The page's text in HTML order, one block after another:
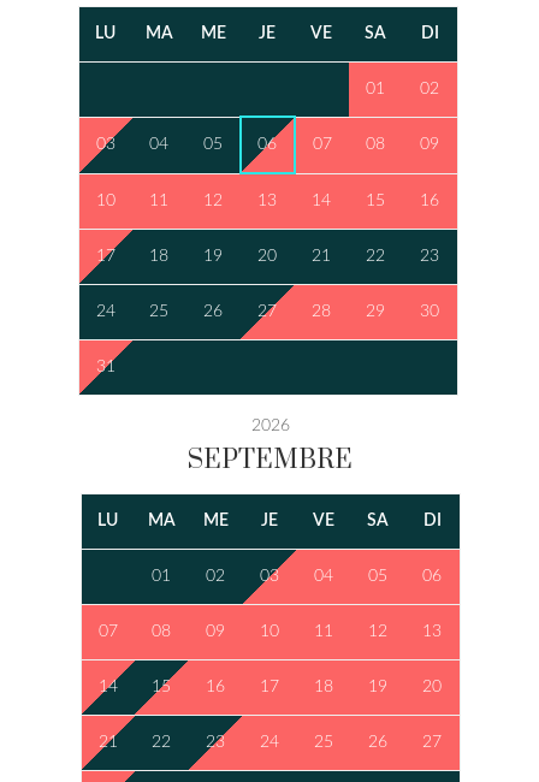
LU MA ME JE VE SA DI
01 02
03 04 05 06 07 08 09
10 11 12 13 14 15 16
17 18 19 20 21 22 23
24 25 26 27 28 29 30
31
2026
SEPTEMBRE
LU MA ME JE VE SA DI
01 02 03 04 05 06
07 08 09 10 11 12 13
14 15 16 17 18 19 20
21 22 23 24 25 26 27